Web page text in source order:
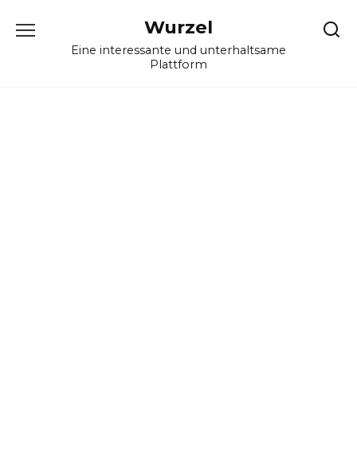
Wurzel
Eine interessante und unterhaltsame
Plattform